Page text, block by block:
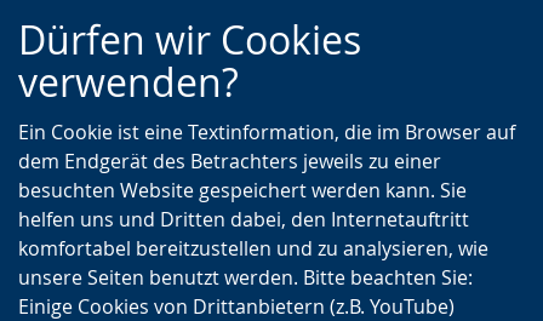
Zur
Hauptnavigation
Zur
Seitennavigation
Zum
Inhalt
Dürfen wir Cookies
verwenden?
Ein Cookie ist eine Textinformation, die im Browser auf
dem Endgerät des Betrachters jeweils zu einer
besuchten Website gespeichert werden kann. Sie
helfen uns und Dritten dabei, den Internetauftritt
komfortabel bereitzustellen und zu analysieren, wie
unsere Seiten benutzt werden. Bitte beachten Sie:
Einige Cookies von Drittanbietern (z.B. YouTube)